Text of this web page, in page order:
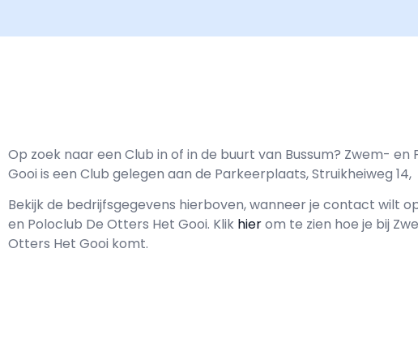
Op zoek naar een Club in of in de buurt van Bussum? Zwem- en
Gooi is een Club gelegen aan de Parkeerplaats, Struikheiweg 14,
Bekijk de bedrijfsgegevens hierboven, wanneer je contact wilt
en Poloclub De Otters Het Gooi. Klik hierom te zien hoe je bij
Otters Het Gooi komt.